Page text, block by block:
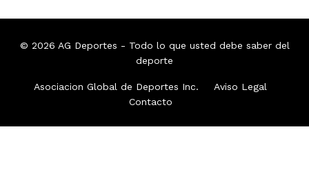
© 2026 AG Deportes - Todo lo que usted debe saber del
deporte
Asociacion Global de Deportes Inc.
Aviso Legal
Contacto